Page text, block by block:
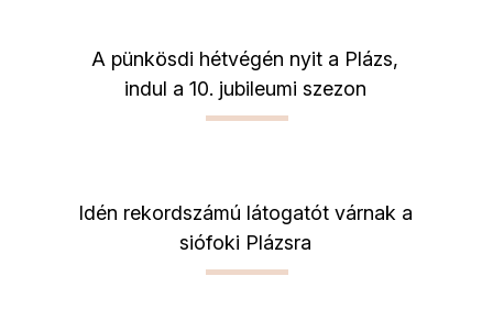
A pünkösdi hétvégén nyit a Plázs,
indul a 10. jubileumi szezon
Idén rekordszámú látogatót várnak a
siófoki Plázsra